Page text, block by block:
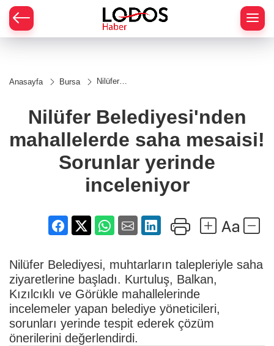
Anasayfa Bursa
Nilüfer
saha mesaisi!
Sorunlar
inceleniyor
Nilüfer Belediyesi'nden
mahallelerde saha mesaisi!
Sorunlar yerinde
inceleniyor
Nilüfer Belediyesi, muhtarların talepleriyle saha
ziyaretlerine başladı. Kurtuluş, Balkan,
Kızılcıklı ve Görükle mahallelerinde
incelemeler yapan belediye yöneticileri,
sorunları yerinde tespit ederek çözüm
önerilerini değerlendirdi.